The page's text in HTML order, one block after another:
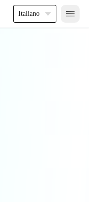
Italiano